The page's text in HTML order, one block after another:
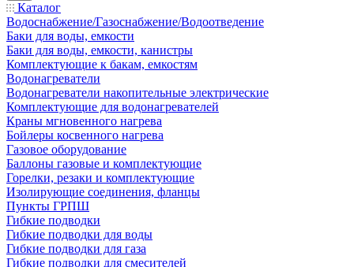
Каталог
Водоснабжение/Газоснабжение/Водоотведение
Баки для воды, емкости
Баки для воды, емкости, канистры
Комплектующие к бакам, емкостям
Водонагреватели
Водонагреватели накопительные электрические
Комплектующие для водонагревателей
Краны мгновенного нагрева
Бойлеры косвенного нагрева
Газовое оборудование
Баллоны газовые и комплектующие
Горелки, резаки и комплектующие
Изолирующие соединения, фланцы
Пункты ГРПШ
Гибкие подводки
Гибкие подводки для воды
Гибкие подводки для газа
Гибкие подводки для смесителей